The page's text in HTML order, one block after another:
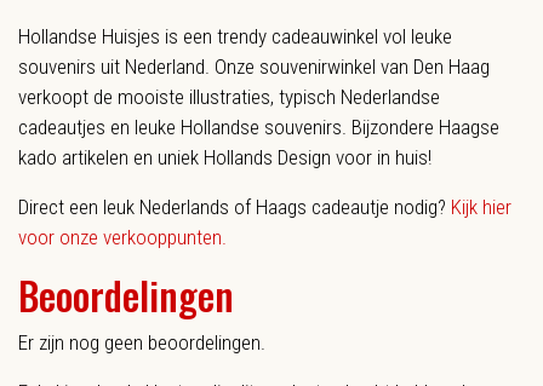
Hollandse Huisjes is een trendy cadeauwinkel vol leuke
souvenirs uit Nederland. Onze souvenirwinkel van Den Haag
verkoopt de mooiste illustraties, typisch Nederlandse
cadeautjes en leuke Hollandse souvenirs. Bijzondere Haagse
kado artikelen en uniek Hollands Design voor in huis!
Direct een leuk Nederlands of Haags cadeautje nodig? Kijk hier
voor onze verkooppunten.
Beoordelingen
Er zijn nog geen beoordelingen.